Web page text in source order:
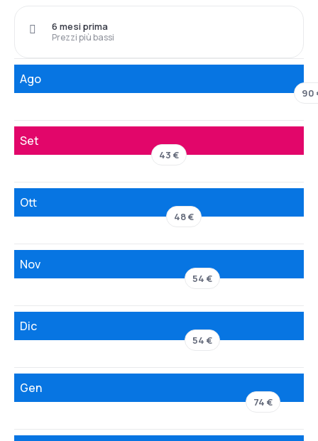
Prezzi più bassi
6 mesi prima
Ago
90
Set
43 €
Ott
48 €
Nov
54 €
Dic
54 €
Gen
74 €